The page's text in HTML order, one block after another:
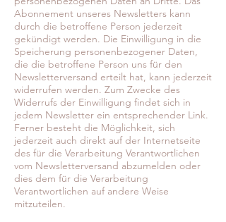
Abonnement unseres Newsletters kann
durch die betroffene Person jederzeit
gekündigt werden. Die Einwilligung in die
Speicherung personenbezogener Daten,
die die betroffene Person uns für den
Newsletterversand erteilt hat, kann jederzeit
widerrufen werden. Zum Zwecke des
Widerrufs der Einwilligung findet sich in
jedem Newsletter ein entsprechender Link.
Ferner besteht die Möglichkeit, sich
jederzeit auch direkt auf der Internetseite
des für die Verarbeitung Verantwortlichen
vom Newsletterversand abzumelden oder
dies dem für die Verarbeitung
Verantwortlichen auf andere Weise
mitzuteilen.